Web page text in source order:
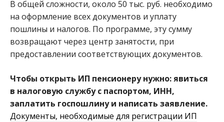
В общей сложности, около 50 тыс. руб. необходимо
на оформление всех документов и уплату
пошлины и налогов. По программе, эту сумму
возвращают через центр занятости, при
предоставлении соответствующих документов.
Чтобы открыть ИП пенсионеру нужно: явиться
в налоговую службу с паспортом, ИНН,
заплатить госпошлину и написать заявление.
Документы, необходимые для регистрации ИП